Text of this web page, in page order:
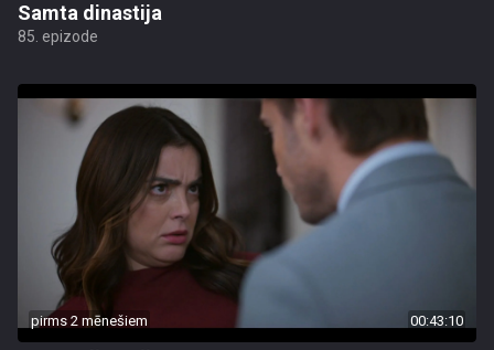
Samta dinastija
85. epizode
pirms 2 mēnešiem 00:43:10